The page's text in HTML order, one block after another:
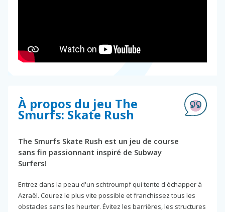
À propos du jeu The
Smurfs: Skate Rush
The Smurfs Skate Rush est un jeu de course
sans fin passionnant inspiré de Subway
Surfers!
Entrez dans la peau d'un schtroumpf qui tente d'échapper à
Azraël. Courez le plus vite possible et franchissez tous les
obstacles sans les heurter. Évitez les barrières, les structures